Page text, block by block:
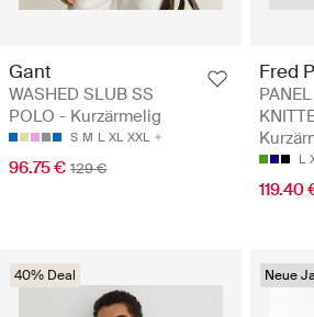
Gant
WASHED SLUB SS
POLO - Kurzärmelig
S M L XL XXL
96.75 € 129 €
Fred
L
119.40
40% Deal Neue